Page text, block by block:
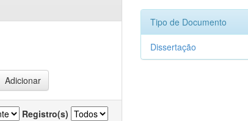
Registro(s)
Tipo de Documento
Dissertação